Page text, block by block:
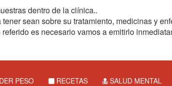
dentro de la clínica..
sean sobre su tratamiento, medicinas y
es necesario vamos a emitirlo
PESO RECETAS SALUD MENTAL